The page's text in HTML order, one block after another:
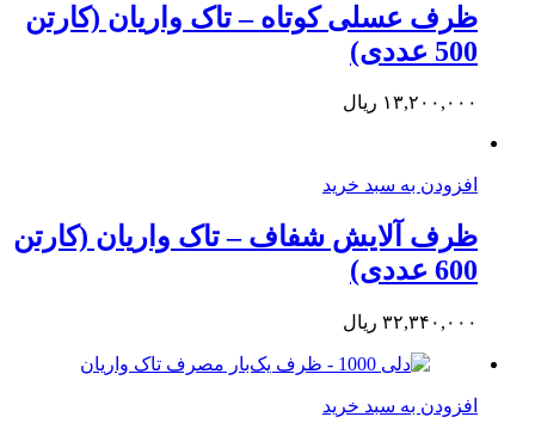
ظرف عسلی کوتاه – تاک واریان (کارتن
500 عددی)
۱۳,۲۰۰,۰۰۰ ریال
افزودن به سبد خرید
ظرف آلایش شفاف – تاک واریان (کارتن
600 عددی)
۳۲,۳۴۰,۰۰۰ ریال
افزودن به سبد خرید